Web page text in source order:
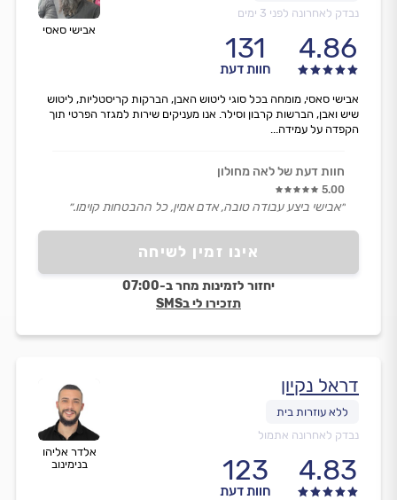
אבישי סאסי
נבדק לאחרונה לפני 3 ימים
4.86
131
חוות דעת
אינו זמין לשיחה
יחזור לזמינות מחר ב-07:00
תזכירו לי בSMS
אבישי סאסי, מומחה בכל סוגי ליטוש האבן, הברקות קריסטליות, ליטוש
שיש ואבן, הברשות קרבון וסילר. אנו מעניקים שירות למגזר הפרטי תוך
הקפדה על עמידה...
חוות דעת של לאה מחולון
5.00
״אבישי ביצע עבודה טובה, אדם אמין, כל ההבטחות קוימו.״
אלדר אליהו
בנימינוב
דראל נקיון
נבדק לאחרונה אתמול
4.83
123
חוות דעת